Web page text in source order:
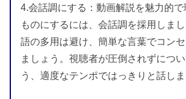
4.会話調にする：動画解説を魅力的
ものにするには、会話調を採用しま
語の多用は避け、簡単な言葉でコン
ましょう。視聴者が圧倒されずにつ
う、適度なテンポではっきりと話しま